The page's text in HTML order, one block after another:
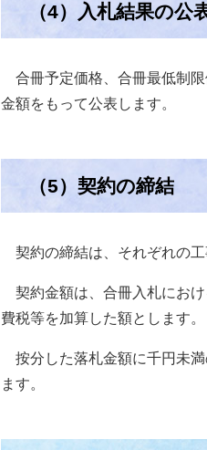
（4）入札結果の公
合冊予定価格、合冊最低制
金額をもって公表します。
（5）契約の締結
契約の締結は、それぞれの工
契約金額は、合冊入札にお
費税等を加算した額とします。
按分した落札金額に千円未満
ます。